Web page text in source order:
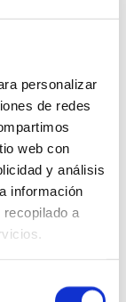
personalizar
de redes
web con
y análisis
información
a
de éxito
más
como estatal. A
de ayudas a
en
cobro de la ayuda.